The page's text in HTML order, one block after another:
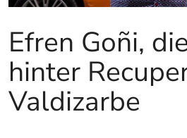
Efren Goñi,
hinter
Valdizarbe